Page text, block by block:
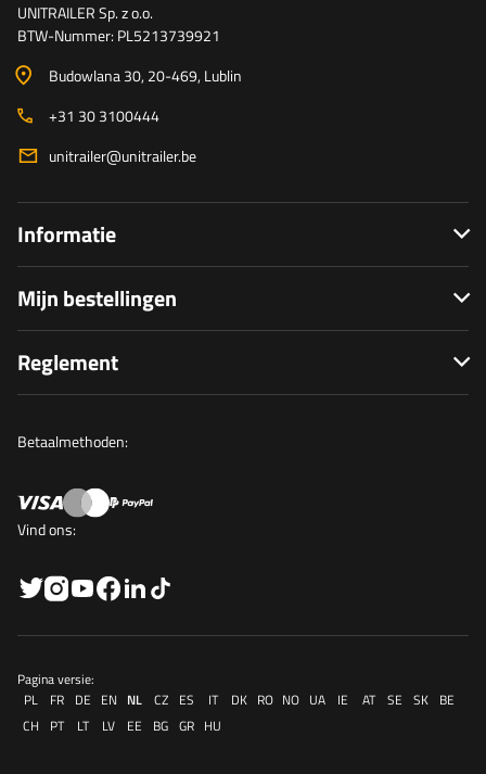
UNITRAILER Sp. z o.o.
BTW-Nummer: PL5213739921
Budowlana 30, 20-469, Lublin
+31 30 3100444
unitrailer@unitrailer.be
Informatie
Mijn bestellingen
Reglement
Betaalmethoden:
Vind ons:
Pagina versie:
PL
FR DE EN NL CZ ES IT DK RO NO UA IE AT SE SK BE
CH
PT LT LV EE BG GR HU